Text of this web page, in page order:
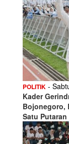
POLITIK -
Kader
Bojonegoro,
Satu Putaran